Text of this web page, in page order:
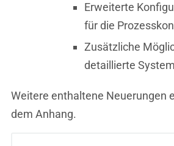
Erweiterte
für die
Zusätzliche
detaillierte
Weitere enthaltene Neuerungen
dem Anhang.